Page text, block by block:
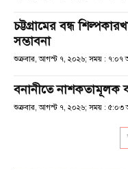
চট্টগ্রামের বন্ধ
সম্ভাবনা
শুক্রবার, আগস্ট ৭, ২০২৬; সময় : ৭:০৭
বনানীতে নাশকতামূলক
শুক্রবার, আগস্ট ৭, ২০২৬; সময় : ৫:০৩